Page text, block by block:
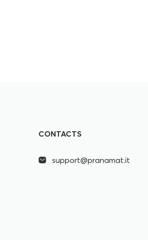
CONTACTS
support@pranamat.it